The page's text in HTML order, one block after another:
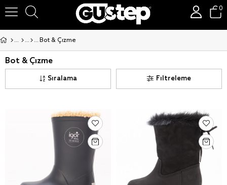
0
Bot & Çizme
Bot & Çizme
Filtreleme
Sıralama